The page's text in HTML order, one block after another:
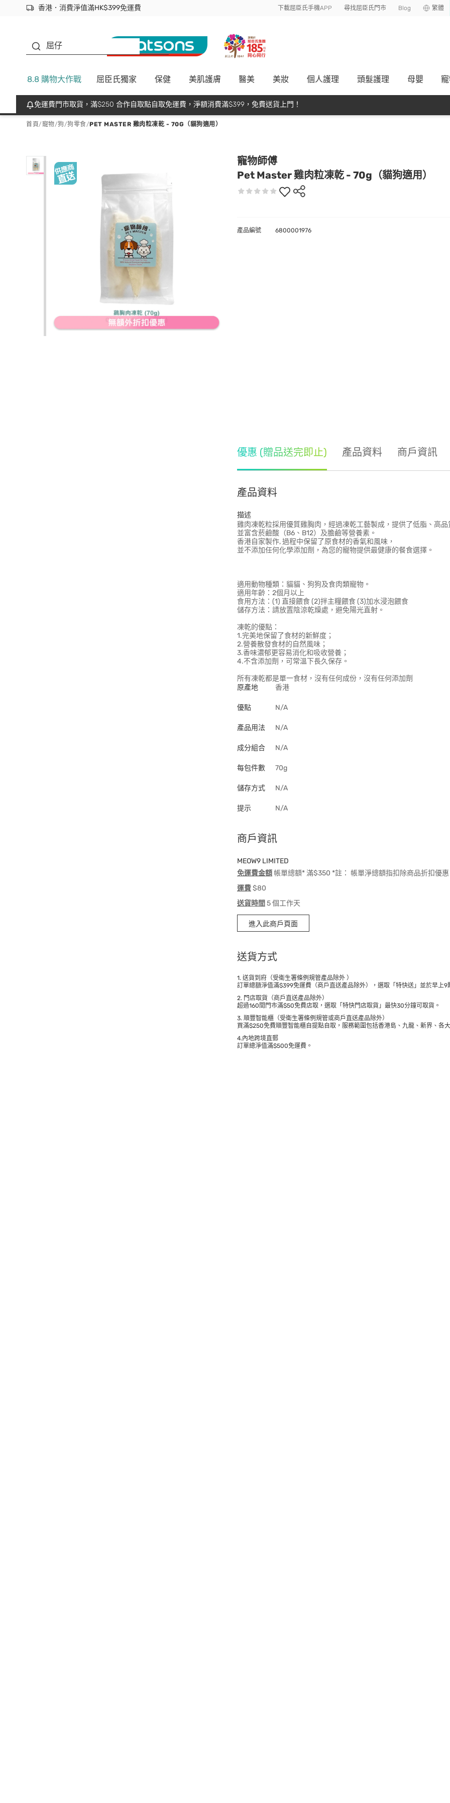
香港．消費淨值滿HK$399免運費
立即成為易賞錢會員盡享獨家優惠
首次APP下單買滿$450 輸入 NEWAPP 即減$50 下載屈臣氏手機APP 尋找屈臣氏門市 Blog 繁體
屈仔
8.8 購物大作戰 屈臣氏獨家 保健 美肌護膚 醫美 美妝 個人護理 頭髮護理 母嬰
免運費門市取貨，滿$250 合作自取點自取免運費，淨額消費滿$399，免費送貨上門！
首頁/寵物/狗/狗零食/PET MASTER 雞肉粒凍乾 - 70G（貓狗適用）
寵物師傅
Pet Master 雞肉粒凍乾 - 70g（貓狗適用）
產品編號 6800001976
優惠 (贈品送完即止) 產品資料 商戶資訊
產品資料
描述
雞肉凍乾粒採用優質雞胸肉，經過凍乾工藝製成，提供了低脂、高品
並富含菸鹼酸（B6、B12）及膽鹼等營養素。
香港自家製作, 過程中保留了原食材的香氣和風味，
並不添加任何化學添加劑，為您的寵物提供最健康的餐食選擇。
適用動物種類：貓貓、狗狗及食肉類寵物。
適用年齡：2個月以上
食用方法：(1) 直接餵食 (2)拌主糧餵食 (3)加水浸泡餵食
儲存方法：請放置陰涼乾燥處，避免陽光直射。
凍乾的優點：
1.完美地保留了食材的新鮮度；
2.營養散發食材的自然風味；
3.香味濃郁更容易消化和吸收營養；
4.不含添加劑，可常溫下長久保存。
所有凍乾都是單一食材，沒有任何成份，沒有任何添加劑
原產地
香港
優點 N/A
產品用法 N/A
成分組合 N/A
每包件數 70g
儲存方式 N/A
提示 N/A
商戶資訊
MEOW9 LIMITED
免運費金額 帳單總額* 滿$350 *註： 帳單淨總額指扣除商品折扣優
運費$80
送貨時間 5 個工作天
進入此商戶頁面
送貨方式
1. 送貨到府（受衛生署條例規管產品除外 ）
訂單總額淨值滿$399免運費（商戶直送產品除外），選取「特快送」並於早上9
2. 門店取貨（商戶直送產品除外）
超過160間門市滿$50免費店取，選取「特快門店取貨」最快30分鐘可取貨。
3. 順豐智能櫃（受衛生署條例規管或商戶直送產品除外）
買滿$250免費順豐智能櫃自提點自取，服務範圍包括香港島、九龍、新界、各
4.內地跨境直郵
訂單總淨值滿$500免運費。